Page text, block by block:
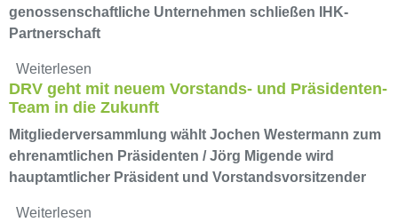
genossenschaftliche Unternehmen schließen IHK-
Partnerschaft
Weiterlesen
DRV geht mit neuem Vorstands- und Präsidenten-
Team in die Zukunft
Mitgliederversammlung wählt Jochen Westermann zum
ehrenamtlichen Präsidenten / Jörg Migende wird
hauptamtlicher Präsident und Vorstandsvorsitzender
Weiterlesen